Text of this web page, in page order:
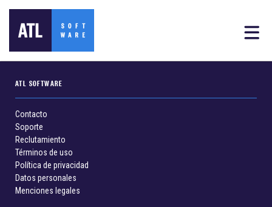
ATL SOFTWARE
Contacto
Soporte
Reclutamiento
Términos de uso
Política de privacidad
Datos personales
Menciones legales